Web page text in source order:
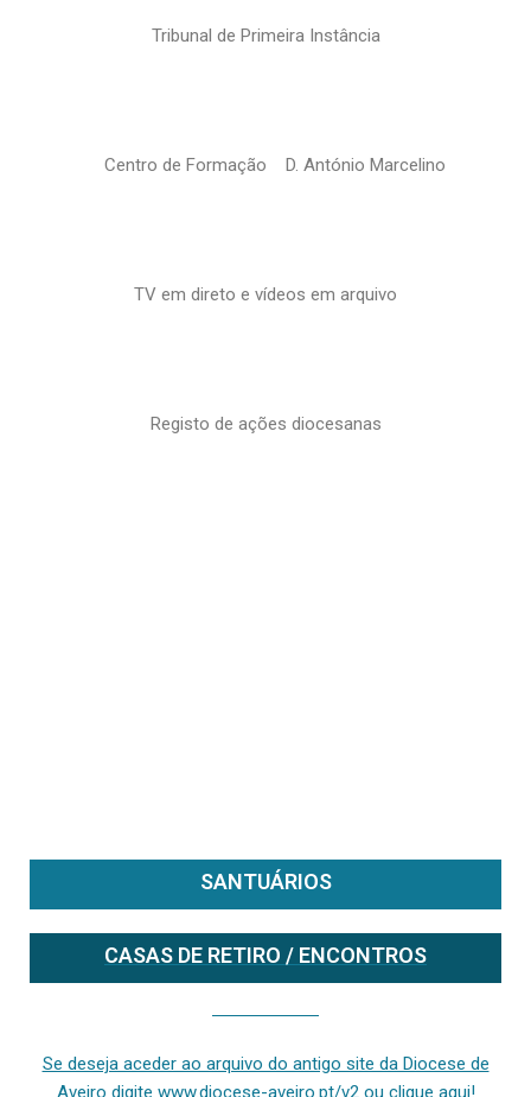
Tribunal de Primeira Instância
Centro de Formação D. António Marcelino
TV em direto e vídeos em arquivo
Registo de ações diocesanas
SANTUÁRIOS
CASAS DE RETIRO / ENCONTROS
Se deseja aceder ao arquivo do antigo site da Diocese de
Aveiro digite www.diocese-aveiro.pt/v2 ou clique aqui!